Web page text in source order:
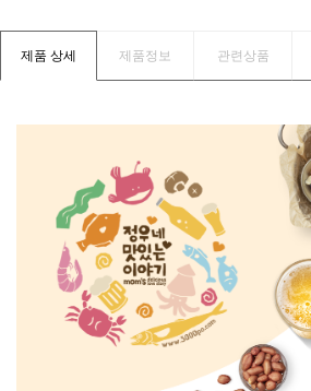
제품 상세 제품정보 관련상품